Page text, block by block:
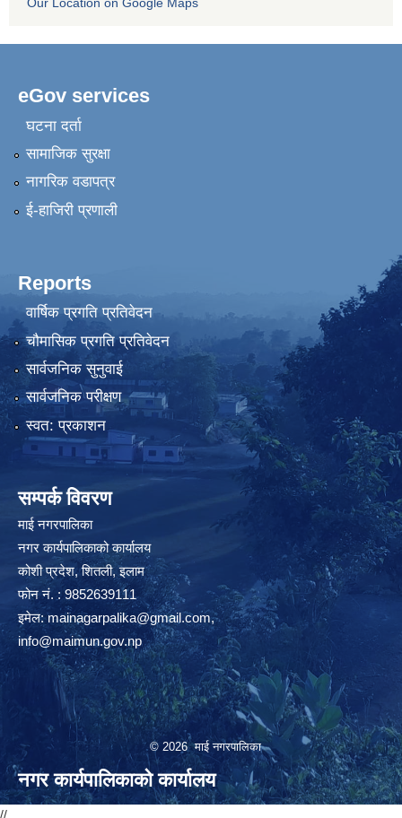
Our Location on Google Maps
eGov services
घटना दर्ता
सामाजिक सुरक्षा
नागरिक वडापत्र
ई-हाजिरी प्रणाली
Reports
वार्षिक प्रगति प्रतिवेदन
चौमासिक प्रगति प्रतिवेदन
सार्वजनिक सुनुवाई
सार्वजनिक परीक्षण
स्वत: प्रकाशन
सम्पर्क विवरण
माई नगरपालिका
नगर कार्यपालिकाको कार्यालय
कोशी प्रदेश, शितली, इलाम
फोन नं. : 9852639111
इमेल:mainagarpalika@gmail.com,
info@maimun.gov.np
© 2026 माई नगरपालिका
नगर कार्यपालिकाको कार्यालय
//